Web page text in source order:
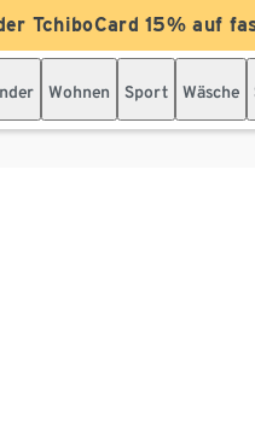
TchiboCard 15% auf
Wohnen Sport Wäsche